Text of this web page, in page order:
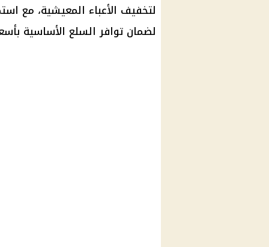
لتخفيف الأعباء المعيشية، مع
لضمان توافر السلع الأساسية